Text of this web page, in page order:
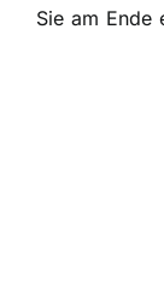
Sie am Ende